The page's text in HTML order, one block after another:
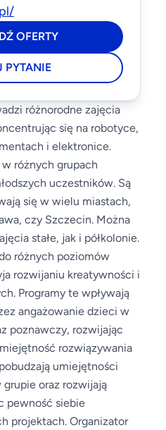
OFERTY
PYTANIE
różnorodne zajęcia
się na robotyce,
i elektronice.
różnych grupach
uczestników. Są
się w wielu miastach,
czy Szczecin. Można
stałe, jak i półkolonie.
różnych poziomów
rozwijaniu kreatywności i
Programy te wpływają
angażowanie dzieci w
poznawczy, rozwijając
rozwiązywania
umiejętności
grupie oraz rozwijają
pewność siebie
projektach. Organizator